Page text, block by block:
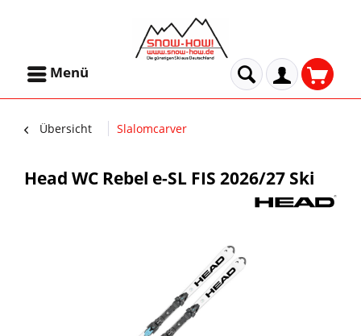
Menü
Übersicht Slalomcarver
Head WC Rebel e-SL FIS 2026/27 Ski